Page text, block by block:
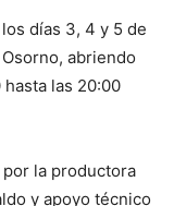
días 3, 4 y 5 de
abriendo
las 20:00
la productora
y apoyo técnico